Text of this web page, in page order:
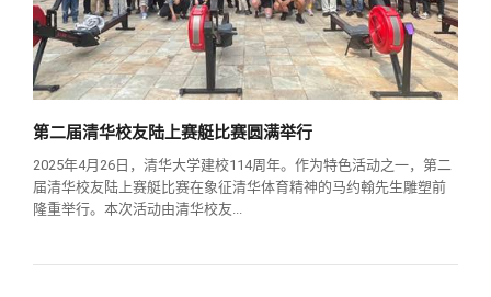
第二届清华校友陆上赛艇比赛圆满举行
2025年4月26日，清华大学建校114周年。作为特色活动之一，第二
届清华校友陆上赛艇比赛在象征清华体育精神的马约翰先生雕塑前
隆重举行。本次活动由清华校友...